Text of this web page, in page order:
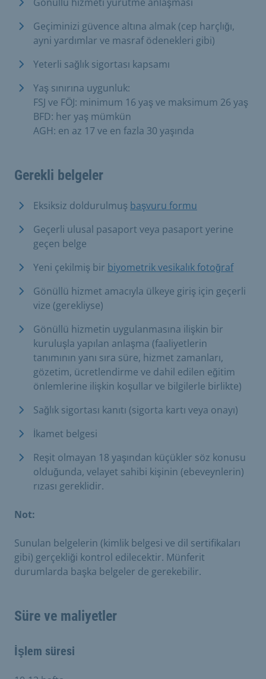
Geçiminizi güvence altına almak (cep harçlığı,
ayni yardımlar ve masraf ödenekleri gibi)
Yeterli sağlık sigortası kapsamı
Yaş sınırına uygunluk:
FSJ ve FÖJ: minimum 16 yaş ve maksimum 26 yaş
BFD: her yaş mümkün
AGH: en az 17 ve en fazla 30 yaşında
Gerekli belgeler
Eksiksiz doldurulmuş başvuru formu
Geçerli ulusal pasaport veya pasaport yerine
geçen belge
Yeni çekilmiş bir biyometrik vesikalık fotoğraf
Gönüllü hizmet amacıyla ülkeye giriş için geçerli
vize (gerekliyse)
Gönüllü hizmetin uygulanmasına ilişkin bir
kuruluşla yapılan anlaşma (faaliyetlerin
tanımının yanı sıra süre, hizmet zamanları,
gözetim, ücretlendirme ve dahil edilen eğitim
önlemlerine ilişkin koşullar ve bilgilerle birlikte)
Sağlık sigortası kanıtı (sigorta kartı veya onayı)
İkamet belgesi
Reşit olmayan 18 yaşından küçükler söz konusu
olduğunda, velayet sahibi kişinin (ebeveynlerin)
rızası gereklidir.
Not:
Sunulan belgelerin (kimlik belgesi ve dil sertifikaları
gibi) gerçekliği kontrol edilecektir. Münferit
durumlarda başka belgeler de gerekebilir.
Süre ve maliyetler
İşlem süresi